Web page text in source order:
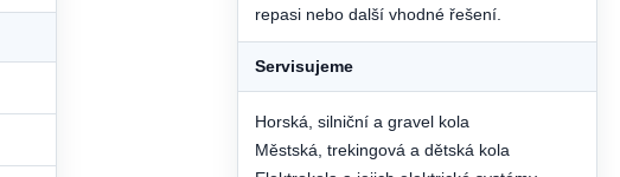
repasi nebo další vhodné řešení.
Servisujeme
Horská, silniční a gravel kola
Městská, trekingová a dětská kola